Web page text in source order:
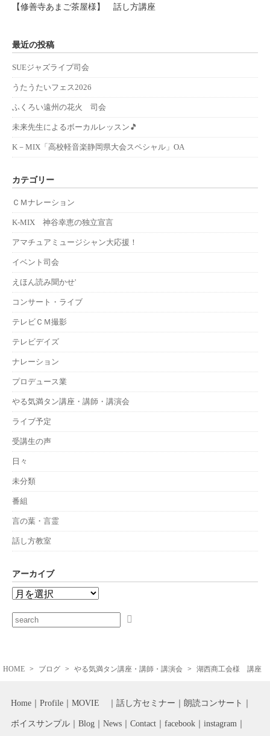
【修善寺あまご茶屋様】 話し方講座
最近の投稿
SUEジャズライブ司会
うたうたいフェス2026
ふくろい遠州の花火 司会
未来先生によるボーカルレッスン🎵
K－MIX「高校軽音楽静岡県大会スペシャル」OA
カテゴリー
ＣＭナレーション
K-MIX 神谷幸恵の独立宣言
アマチュアミュージシャン大応援！
イベント司会
えほん読み聞かせ'
コンサート・ライブ
テレビＣＭ撮影
テレビデイズ
ナレーション
プロデュース業
やる気満タン講座・講師・講演会
ライブ予定
受講生の声
日々
未分類
番組
言の葉・言霊
話し方教室
アーカイブ
HOME ブログ やる気満タン講座・講師・講演会 湖西商工会様 講座
Home Profile MOVIE 話し方セミナー 朗読コンサート
ボイスサンプル Blog News Contact facebook instagram